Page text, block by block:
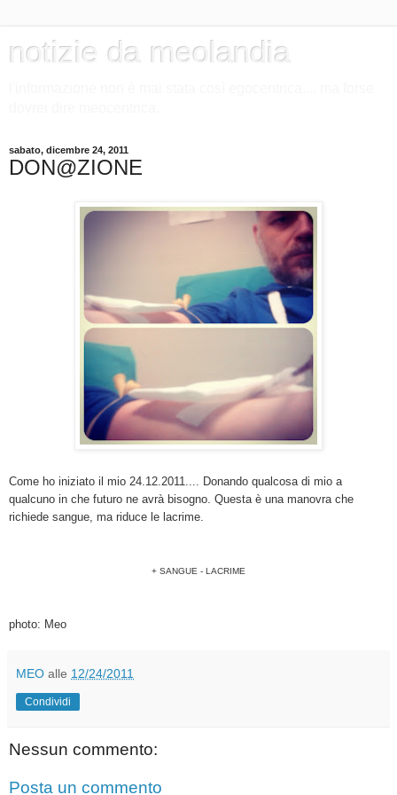
notizie da meolandia
sabato, dicembre 24, 2011
DON@ZIONE
Come ho iniziato il mio 24.12.2011.... Donando qualcosa di mio a
qualcuno in che futuro ne avrà bisogno. Questa è una manovra che
richiede sangue, ma riduce le lacrime.
+ SANGUE - LACRIME
photo: Meo
MEO alle 12/24/2011
Condividi
Nessun commento:
Posta un commento